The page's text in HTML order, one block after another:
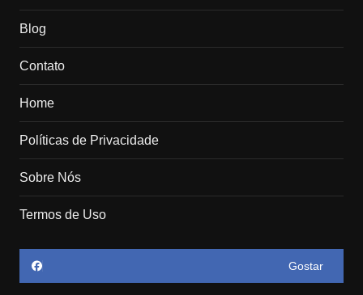
Blog
Contato
Home
Políticas de Privacidade
Sobre Nós
Termos de Uso
Gostar